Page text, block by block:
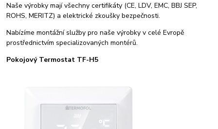
Naše výrobky mají všechny certifikáty (CE, LDV, EMC, BBJ SEP,
ROHS, MERITZ) a elektrické zkoušky bezpečnosti.
Nabízíme montážní služby pro naše výrobky v celé Evropě
prostřednictvím specializovaných montérů.
Pokojový Termostat TF-H5